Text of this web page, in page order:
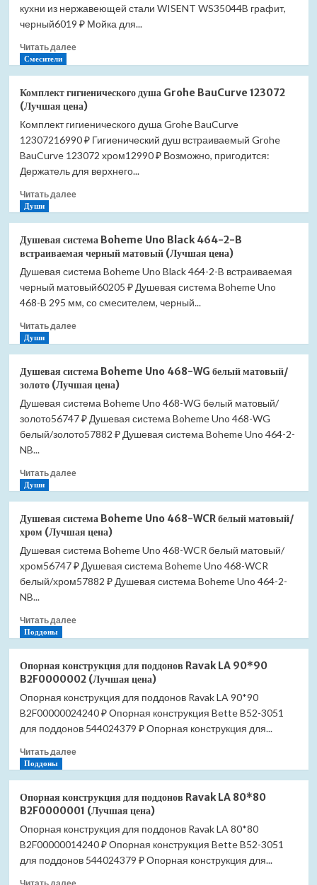
Granula
5551
(Лучшая
кухни из нержавеющей стали WISENT WS35044B графит,
черный6019 ₽ Мойка для...
Читать далееПрочитать
для
кухни
Granula
5551
арктик
цена)
Смесители
Комплект гигиенического душа Grohe BauCurve 123072
(Лучшая цена)
Комплект гигиенического душа Grohe BauCurve
12307216990 ₽ Гигиенический душ встраиваемый Grohe
BauCurve 123072 хром12990 ₽ Возможно, пригодится:
Держатель для верхнего...
Читать далееПрочитать
Комплект
гигиенического
душа
Grohe
BauCurve
123072
цена)
Души
Душевая система Boheme Uno Black 464-2-B
встраиваемая черный матовый (Лучшая цена)
Душевая система Boheme Uno Black 464-2-B встраиваемая
черный матовый60205 ₽ Душевая система Boheme Uno
468-B 295 мм, со смесителем, черный...
Читать далееПрочитать
система
Boheme
Uno
Black
464-
встраиваемая
(Лучшая
цена)
Души
Душевая система Boheme Uno 468-WG белый матовый/
золото (Лучшая цена)
Душевая система Boheme Uno 468-WG белый матовый/
золото56747 ₽ Душевая система Boheme Uno 468-WG
белый/золото57882 ₽ Душевая система Boheme Uno 464-2-
NB...
Читать далееПрочитать
система
Boheme
Uno
468-
WG
золото
Души
Душевая система Boheme Uno 468-WCR белый матовый/
хром (Лучшая цена)
Душевая система Boheme Uno 468-WCR белый матовый/
хром56747 ₽ Душевая система Boheme Uno 468-WCR
белый/хром57882 ₽ Душевая система Boheme Uno 464-2-
NB...
Читать далееПрочитать
система
Boheme
Uno
468-
WCR
матовый/
(Лучшая
Поддоны
Опорная конструкция для поддонов Ravak LA 90*90
B2F0000002 (Лучшая цена)
Опорная конструкция для поддонов Ravak LA 90*90
B2F00000024240 ₽ Опорная конструкция Bette B52-3051
для поддонов 544024379 ₽ Опорная конструкция для...
Читать далееПрочитать
конструкция
для
поддонов
Ravak
LA
Поддоны
Опорная конструкция для поддонов Ravak LA 80*80
B2F0000001 (Лучшая цена)
Опорная конструкция для поддонов Ravak LA 80*80
B2F00000014240 ₽ Опорная конструкция Bette B52-3051
для поддонов 544024379 ₽ Опорная конструкция для...
Прочитать